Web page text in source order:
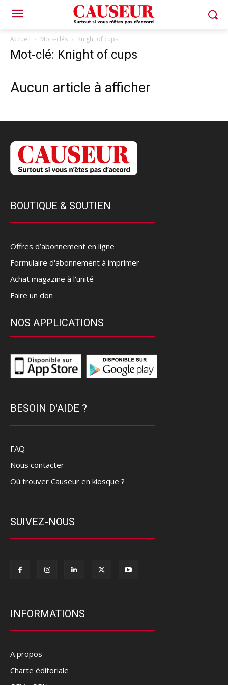
Accueil Mots-clés Knight of cups
Mot-clé: Knight of cups
Aucun article à afficher
BOUTIQUE & SOUTIEN
Offres d’abonnement en ligne
Formulaire d'abonnement à imprimer
Achat magazine à l'unité
Faire un don
NOS APPLICATIONS
BESOIN D'AIDE ?
FAQ
Nous contacter
Où trouver Causeur en kiosque ?
SUIVEZ-NOUS
INFORMATIONS
A propos
Charte éditoriale